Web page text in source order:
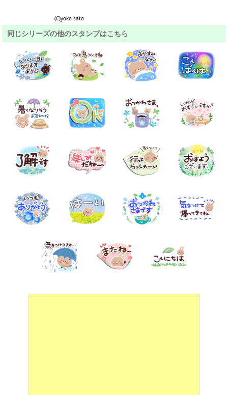
(C)yoko sato
同じシリーズの他のスタンプはこちら